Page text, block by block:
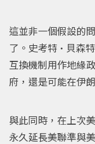
這並非一個假設的
了。史考特•貝森
互換機制用作地緣
府，還是可能在伊
與此同時，在上次
永久延長美聯準與